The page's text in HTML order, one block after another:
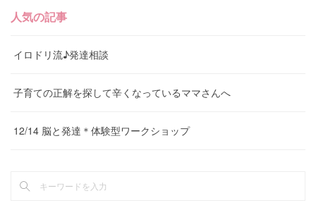
人気の記事
イロドリ流♪発達相談
子育ての正解を探して辛くなっているママさんへ
12/14 脳と発達＊体験型ワークショップ